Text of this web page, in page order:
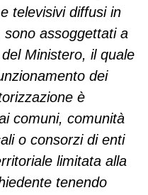
televisivi diffusi in
assoggettati a
Ministero, il quale
dei
è
comuni, comunità
o consorzi di enti
limitata alla
tenendo